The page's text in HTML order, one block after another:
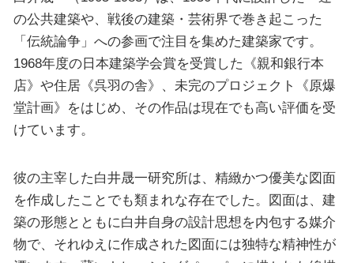
の公共建築や、戦後の建築・芸術界で巻き起こった
「伝統論争」への参画で注目を集めた建築家です。
1968年度の日本建築学会賞を受賞した《親和銀行本
店》や住居《呉羽の舎》、未完のプロジェクト《原爆
堂計画》をはじめ、その作品は現在でも高い評価を受
けています。
彼の主宰した白井晟一研究所は、精緻かつ優美な図面
を作成したことでも類まれな存在でした。図面は、建
築の形態とともに白井自身の設計思想を内包する媒介
物で、それゆえに作成された図面には独特な精神性が